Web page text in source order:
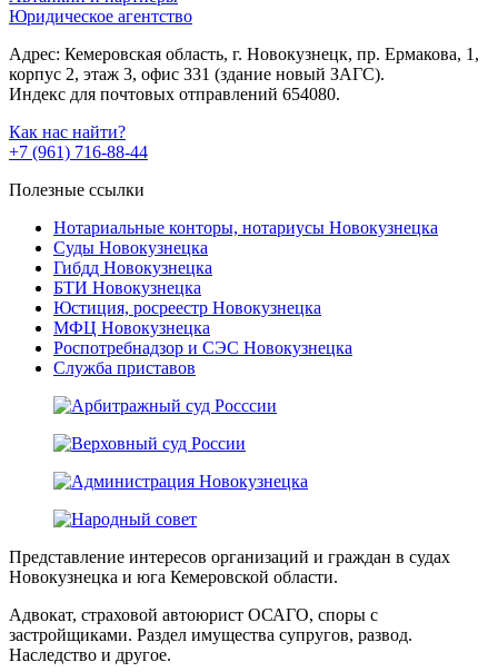
Юридическое агентство
Адрес: Кемеровская область, г. Новокузнецк, пр. Ермакова, 1,
корпус 2, этаж 3, офис 331 (здание новый ЗАГС).
Индекс для почтовых отправлений 654080.
Как нас найти?
+7 (961) 716-88-44
Полезные ссылки
Нотариальные конторы, нотариусы Новокузнецка
Суды Новокузнецка
Гибдд Новокузнецка
БТИ Новокузнецка
Юстиция, росреестр Новокузнецка
МФЦ Новокузнецка
Роспотребнадзор и СЭС Новокузнецка
Служба приставов
Представление интересов организаций и граждан в судах
Новокузнецка и юга Кемеровской области.
Адвокат, страховой автоюрист ОСАГО, споры с
застройщиками. Раздел имущества супругов, развод.
Наследство и другое.